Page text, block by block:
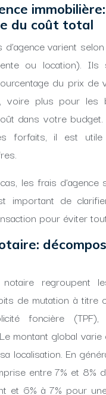
du coût total
d’agence varient
ou location). Ils
du prix de
voire plus pour les
dans votre budget.
forfaits, il est
les frais
important de
pour éviter
regroupent
de mutation à titre
foncière
montant global
localisation. En
entre 7% et 8%
et 6% à 7% pour